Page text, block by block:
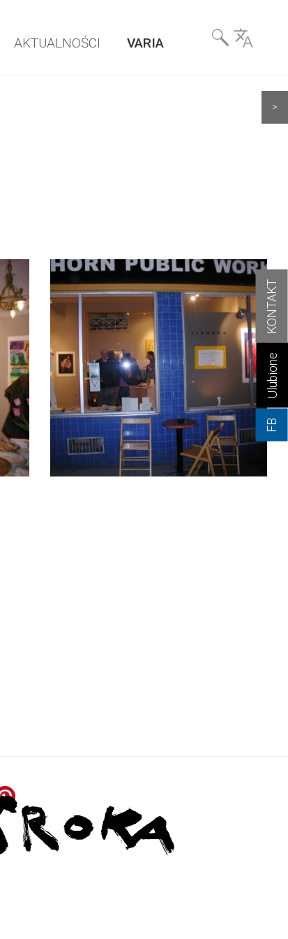
KONTAKT
Ulubione
FB
AKTUALNOŚCI VARIA
Wyszukiwarka
& Language
>